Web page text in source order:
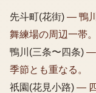
先斗町(花街) — 鴨
舞練場の周辺一帯。
鴨川(三条〜四条) —
季節とも重なる。
祇園(花見小路) —